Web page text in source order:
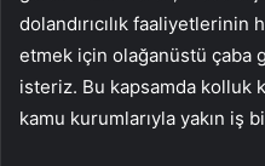
dolandırıcılık faaliyetlerinin
etmek için olağanüstü çaba
isteriz. Bu kapsamda kolluk
kamu kurumlarıyla yakın iş